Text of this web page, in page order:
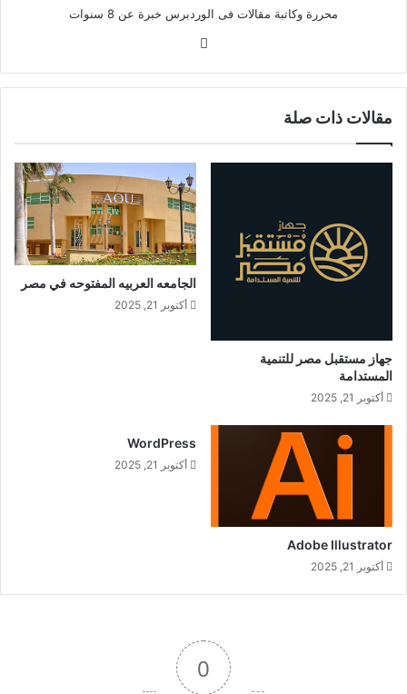
محررة وكاتبة مقالات فى الوردبرس خبرة عن 8 سنوات
مقالات ذات صلة
جهاز مستقبل مصر للتنمية
المستدامة
أكتوبر 21, 2025
الجامعه العربيه المفتوحه في مصر
أكتوبر 21, 2025
Adobe Illustrator
أكتوبر 21, 2025
WordPress
أكتوبر 21, 2025
0